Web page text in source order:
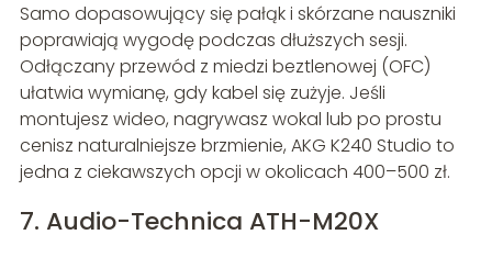
Samo dopasowujący się pałąk i skórzane nauszniki
poprawiają wygodę podczas dłuższych sesji.
Odłączany przewód z miedzi beztlenowej (OFC)
ułatwia wymianę, gdy kabel się zużyje. Jeśli
montujesz wideo, nagrywasz wokal lub po prostu
cenisz naturalniejsze brzmienie, AKG K240 Studio to
jedna z ciekawszych opcji w okolicach 400–500 zł.
7. Audio-Technica ATH-M20X